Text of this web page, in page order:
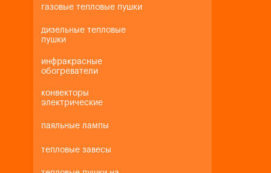
газовые тепловые пушки
дизельные тепловые
пушки
инфракрасные
обогреватели
конвекторы
электрические
паяльные лампы
тепловые завесы